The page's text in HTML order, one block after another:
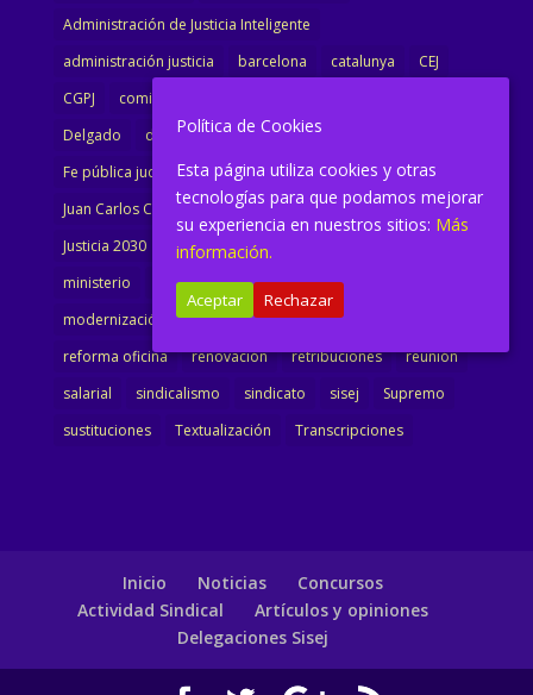
Administración de Justicia Inteligente
administración justicia
barcelona catalunya
CEJ
CGPJ
comisión
Delgado
dimisión Directora
ejecutiva
Fe pública judicial
Formación
gobierno
Juan Carlos Campo
Jurisprudencia
justicia
Justicia 2030
LAJ letrados
ministerio
Ministra Justicia
Ministro de Justicia
modernización
noticias Portavoz
reforma oficina
renovación retribuciones
reunión
salarial
sindicalismo sindicato sisej
Supremo
sustituciones
Textualización Transcripciones
Inicio Noticias
Concursos
Actividad Sindical
Artículos y opiniones
Delegaciones Sisej
Política de Cookies
Esta página utiliza cookies y otras
tecnologías para que podamos mejorar
su experiencia en nuestros sitios: Más
información.
Aceptar Rechazar